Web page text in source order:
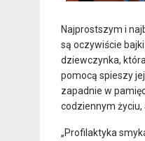
Najprostszym i
są oczywiście
dziewczynka,
pomocą spieszy
zapadnie w
codziennym
„Profilaktyka